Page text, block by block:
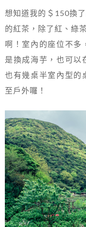
想知道我的＄150換
的紅茶，除了紅、綠
啊！室內的座位不多
是換成海芋，也可以
也有幾桌半室內型的
至戶外囉！